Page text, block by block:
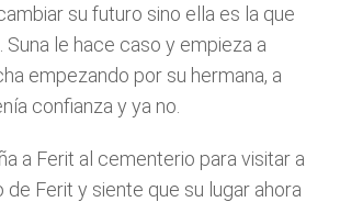
su futuro sino ella es la que
Suna le hace caso y empieza a
empezando por su hermana, a
confianza y ya no.
a Ferit al cementerio para visitar a
de Ferit y siente que su lugar ahora